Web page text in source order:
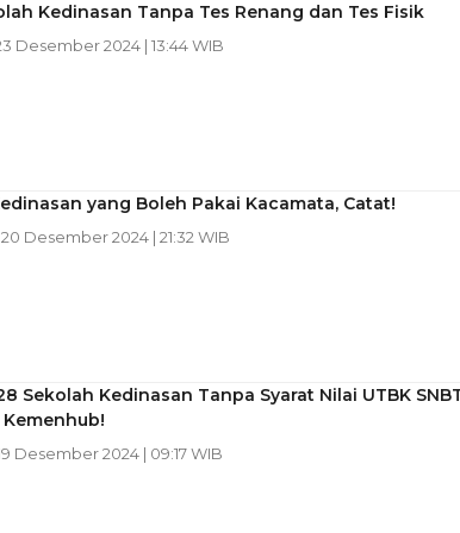
Kedinasan Tanpa Tes Renang dan Tes Fisik
Desember 2024 | 13:44 WIB
yang Boleh Pakai Kacamata, Catat!
Desember 2024 | 21:32 WIB
Sekolah Kedinasan Tanpa Syarat Nilai UTBK
Desember 2024 | 09:17 WIB